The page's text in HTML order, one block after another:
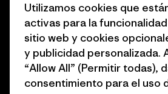
Objetivos climáticos
1% for the Planet
Cómo financiamos
Tarjetas regalo
Prensa
del
Utilizamos cookies que
activas para la
sitio web y cookies
y publicidad personalizada.
“Allow All” (Permitir todas),
consentimiento para el uso